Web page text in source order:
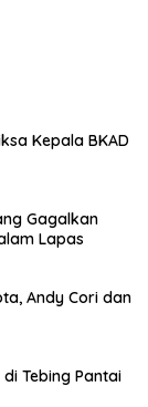
Kepala BKAD
Gagalkan
Lapas
Andy Cori dan
Tebing Pantai